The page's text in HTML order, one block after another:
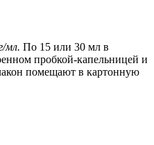
мл. По 15 или 30 мл в
пробкой-капельницей и
помещают в картонную